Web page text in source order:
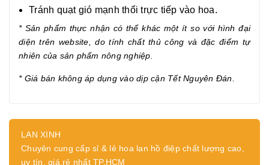
Tránh quạt gió mạnh thổi trực tiếp vào hoa.
* Sản phẩm thực nhận có thể khác một ít so với hình đại
diện trên website, do tính chất thủ công và đặc điểm tự
nhiên của sản phẩm nông nghiệp.
* Giá bán không áp dụng vào dịp cận Tết Nguyên Đán.
LAN XINH
Chuyên cung cấp sỉ & lẻ hoa lan hồ điệp chất lượng cao,
uy tín, giá rẻ nhất TP.HCM